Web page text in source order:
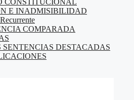
CONSTITUCIONAL
E INADMISIBILIDAD
COMPARADA
SENTENCIAS DESTACADAS